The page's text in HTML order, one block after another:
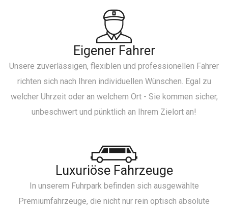
Eigener Fahrer
Unsere zuverlässigen, flexiblen und professionellen Fahrer
richten sich nach Ihren individuellen Wünschen. Egal zu
welcher Uhrzeit oder an welchem Ort - Sie kommen sicher,
unbeschwert und pünktlich an Ihrem Zielort an!
Luxuriöse Fahrzeuge
In unserem Fuhrpark befinden sich ausgewählte
Premiumfahrzeuge, die nicht nur rein optisch absolute